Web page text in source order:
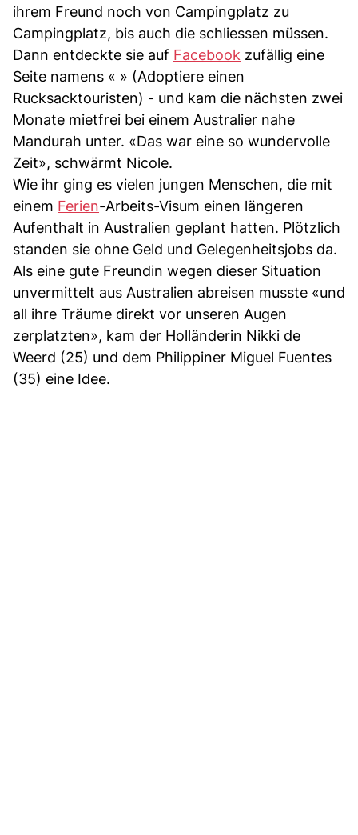
ihrem Freund noch von Campingplatz zu
Campingplatz, bis auch die schliessen müssen.
Dann entdeckte sie auf Facebook zufällig eine
Seite namens « » (Adoptiere einen
Rucksacktouristen) - und kam die nächsten zwei
Monate mietfrei bei einem Australier nahe
Mandurah unter. «Das war eine so wundervolle
Zeit», schwärmt Nicole.
Wie ihr ging es vielen jungen Menschen, die mit
einem Ferien-Arbeits-Visum einen längeren
Aufenthalt in Australien geplant hatten. Plötzlich
standen sie ohne Geld und Gelegenheitsjobs da.
Als eine gute Freundin wegen dieser Situation
unvermittelt aus Australien abreisen musste «und
all ihre Träume direkt vor unseren Augen
zerplatzten», kam der Holländerin Nikki de
Weerd (25) und dem Philippiner Miguel Fuentes
(35) eine Idee.